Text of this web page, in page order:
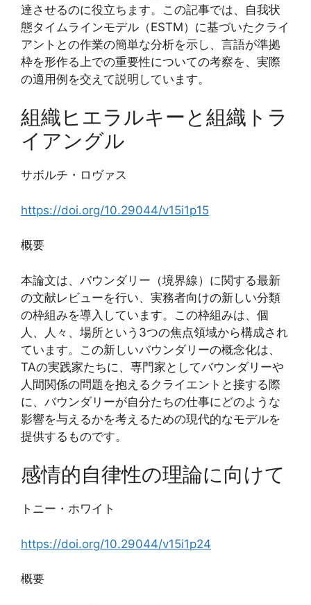
達させるのに役立ちます。この記事では、自我状
態タイムラインモデル（ESTM）に基づいたクライ
アントとの作業の簡単な分析を示し、言語が準拠
枠を形作る上での重要性についての考察を、実際
の適用例を交えて説明しています。
組織ヒエラルキーと組織トラ
イアングル
サボルチ・ロヴァス
https://doi.org/10.29044/v15i1p15
概要
本論文は、バウンダリー（境界線）に関する最新
の文献レビューを行い、実務者向けの新しい分類
の枠組みを導入しています。この枠組みは、個
人、人々、場所という3つの焦点領域から構成され
ています。この新しいバウンダリーの概念化は、
TAの実践家たちに、専門家としてバウンダリーや
人間関係の問題を抱えるクライエントと接する際
に、バウンダリーが自分たちの仕事にどのような
影響を与えるかを考えるための現代的なモデルを
提供するものです。
感情的自律性の理論に向けて
トニー・ホワイト
https://doi.org/10.29044/v15i1p24
概要